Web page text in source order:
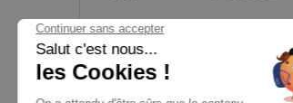
Garantie : 3 ans Pièces / 5
ans Compresseur
A partir de
Prix